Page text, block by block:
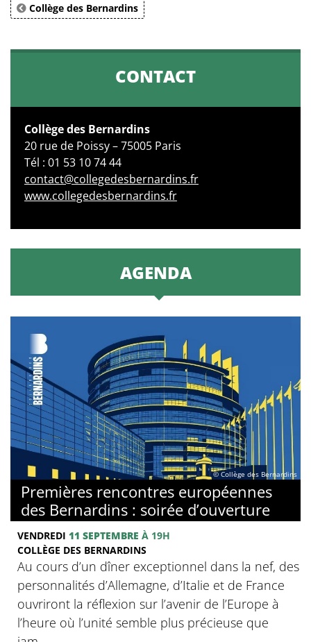
Collège des Bernardins
CONTACT
Collège des Bernardins
20 rue de Poissy – 75005 Paris
Tél : 01 53 10 74 44
contact@collegedesbernardins.fr
www.collegedesbernardins.fr
AGENDA
© Collège des Bernardins
Premières rencontres européennes
des Bernardins : soirée d’ouverture
VENDREDI 11 SEPTEMBRE À 19H
COLLÈGE DES BERNARDINS
Au cours d’un dîner exceptionnel dans la nef, des
personnalités d’Allemagne, d’Italie et de France
ouvriront la réflexion sur l’avenir de l’Europe à
l’heure où l’unité semble plus précieuse que